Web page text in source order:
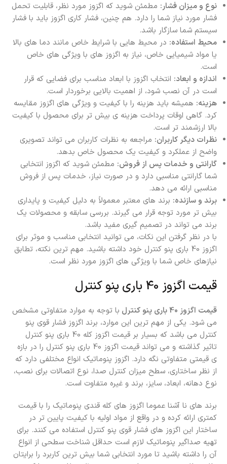
نوع و میزان فشار: مطمئن شوید که اگزوز مورد نظر، قابلیت تحمل
فشار مورد نیاز شما را دارد. هم چنین، فشار کاری اگزوز باید با فشار
سیستم شما سازگار باشد.
محیط استفاده: در محیط هایی با شرایط خاص مانند دما های بالا
یا مواد شیمیایی خاص، نیاز به اگزوز‌ های با ویژگی های خاص
است.
اندازه و ابعاد: انتخاب اگزوز با ابعاد مناسب برای فضایی که قرار
است در آن نصب شود، از اهمیت بالایی برخوردار است.
هزینه: همیشه باید هزینه را با کیفیت و ویژگی های اگزوز مقایسه
کرد. گاهی اوقات پرداخت هزینه ی بیش تر برای محصول با کیفیت
بالا ارزشمند تر است.
نظرات دیگر کاربران: مراجعه به نظرات کاربران می تواند تصویری
واضح از عملکرد و کیفیت یک محصول خاص بدهد.
گارانتی و خدمات پس از فروش: مطمئن شوید که اگزوز انتخابی
شما گارانتی مناسبی دارد و در صورت نیاز، خدمات پس از فروش
مناسبی ارائه می دهد.
برند و سازنده: برند های معتبر معمولاً به دلیل کیفیت و پایداری
بیش تر مورد توجه قرار می گیرند. بررسی سابقه و محصولات یک
برند می تواند در تصمیم گیری مفید باشد.
با در نظر گرفتن این نکات، می توانید انتخابی مناسب و موثر برای
اگزوز 40 باری پنو کنترل خود داشته باشید. مهم ترین نکته، تطابق
نیازهای خاص شما با ویژگی های اگزوز مورد نظر است.
قیمت اگزوز 40 باری پنو کنترل
قیمت اگزوز 40 باری پنو کنترل
با توجه به موارد متفاوتی مشخص
می شود. یکی از مهم ترین این موارد، برند اگزوز فشار قوی پنو
کنترل می باشد که بسیار بر قیمت اگزوز کله 40 باری پنو کنترل
تاثیر گذاشته و می تواند قیمت اگزوز 40 باری پنو کنترل را در بازه
ی قیمتی متفاوتی نگه دارد. اگزوز پنوماتیک انواع مختلفی دارد که
از نظر ساختاری، سطح میزان کنترل صدا، نوع اتصالات برای نصب،
نوع دهانه، ابعاد، سایز، برند و غیره متفاوت است.
برند های نا آشنا عموما اگزوز های کله قندی پنوماتیک را با قیمت
کمتری ارائه کرده و در واقع از مواد اولیه با کیفیت پایین تر در
ساختار این اگزوز های فشار قوی پنو کنترل استفاده می کنند. برای
تهیه صداگیر پنوماتیک لازم است حداقل شناخت سطحی از انواع
آن را داشته باشید تا مورد انتخابی شما بیش ترین کاربرد را برایتان